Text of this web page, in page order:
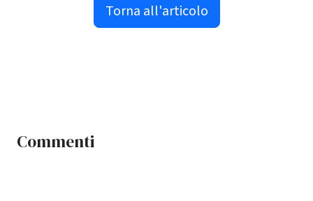
Torna all'articolo
Commenti